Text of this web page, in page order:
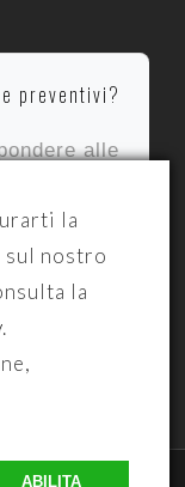
preventivi?
alle
la
sul nostro
la
.
ABILITA